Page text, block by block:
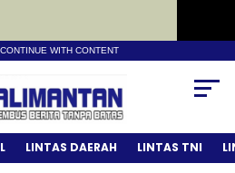
WITH CONTENT
LINTAS DAERAH LINTAS TNI